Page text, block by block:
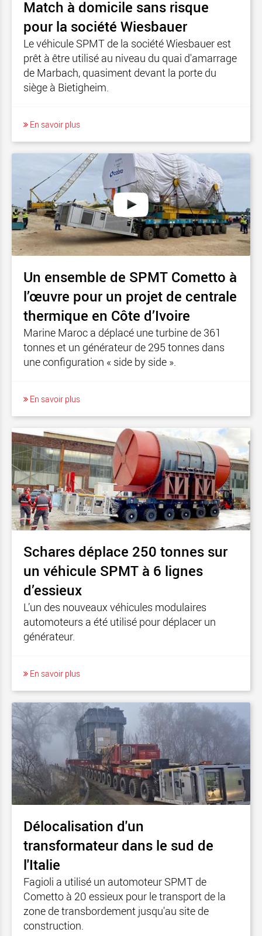
Match à domicile sans risque
pour la société Wiesbauer
Le véhicule SPMT de la société Wiesbauer est
prêt à être utilisé au niveau du quai d'amarrage
de Marbach, quasiment devant la porte du
siège à Bietigheim.
En savoir plus
Un ensemble de SPMT Cometto à
l’œuvre pour un projet de centrale
thermique en Côte d’Ivoire
Marine Maroc a déplacé une turbine de 361
tonnes et un générateur de 295 tonnes dans
une configuration « side by side ».
En savoir plus
Schares déplace 250 tonnes sur
un véhicule SPMT à 6 lignes
d’essieux
L’un des nouveaux véhicules modulaires
automoteurs a été utilisé pour déplacer un
générateur.
En savoir plus
Délocalisation d'un
transformateur dans le sud de
l'Italie
Fagioli a utilisé un automoteur SPMT de
Cometto à 20 essieux pour le transport de la
zone de transbordement jusqu'au site de
construction.